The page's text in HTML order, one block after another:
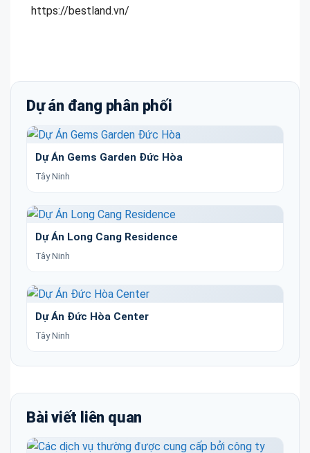
https://bestland.vn/
Dự án đang phân phối
Dự Án Gems Garden Đức Hòa
Tây Ninh
Dự Án Long Cang Residence
Tây Ninh
Dự Án Đức Hòa Center
Tây Ninh
Bài viết liên quan